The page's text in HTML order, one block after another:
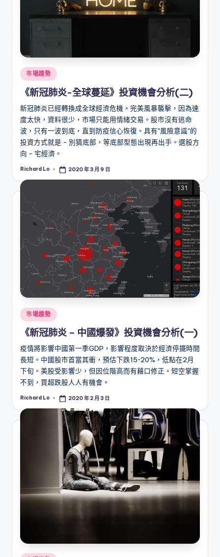
Posted
市場趨勢
《新冠肺炎-全球蔓延》投資機會分析(二)
新冠肺炎已經轉換成全球經濟危機。完美風暴襲擊，因為速
度太快，資料很少，市場只能用情緒交易。股市沒有逃命
波，只有一波到底，直到防疫信心恢復。具有"風險意識"的
投資方式就是 - 別猜底部，等底部型態出現再出手。選股方
向 - 宅經濟。
Posted
Richard Lo 2020 年 3 月 9 日
Posted
in
市場趨勢
《新冠肺炎 – 中國爆發》投資機會分析(一)
疫情將影響中國第一季GDP，影響程度取決於經濟停擺時間
長短。中國股市首當其衝，預估下跌15~20%，低點在2月
下旬。美股受影響少，但因位階高而有藉口修正。短空掌握
不到，買超跌股人人有機會。
Posted
Richard Lo 2020 年 2 月 3 日